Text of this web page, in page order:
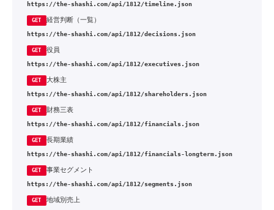
https://the-shashi.com/api/1812/timeline.json
GET 経営判断（一覧）
https://the-shashi.com/api/1812/decisions.json
GET 役員
https://the-shashi.com/api/1812/executives.json
GET 大株主
https://the-shashi.com/api/1812/shareholders.json
GET 財務三表
https://the-shashi.com/api/1812/financials.json
GET 長期業績
https://the-shashi.com/api/1812/financials-longterm.json
GET 事業セグメント
https://the-shashi.com/api/1812/segments.json
GET 地域別売上